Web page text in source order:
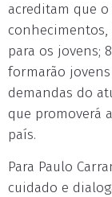
acreditam que
para os jovens;
formarão
demandas do
que promoverá
país.
Para Paulo
cuidado e